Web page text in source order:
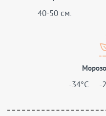
40-50 см.
-34°C ... -